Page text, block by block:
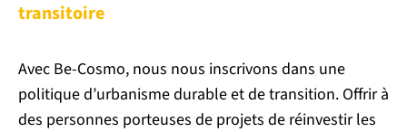
transitoire
Avec Be-Cosmo, nous nous inscrivons dans une
politique d’urbanisme durable et de transition. Offrir à
des personnes porteuses de projets de réinvestir les